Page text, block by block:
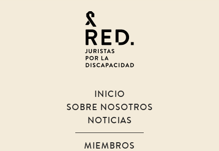
discapacidad
INICIO
SOBRE NOSOTROS
NOTICIAS
MIEMBROS